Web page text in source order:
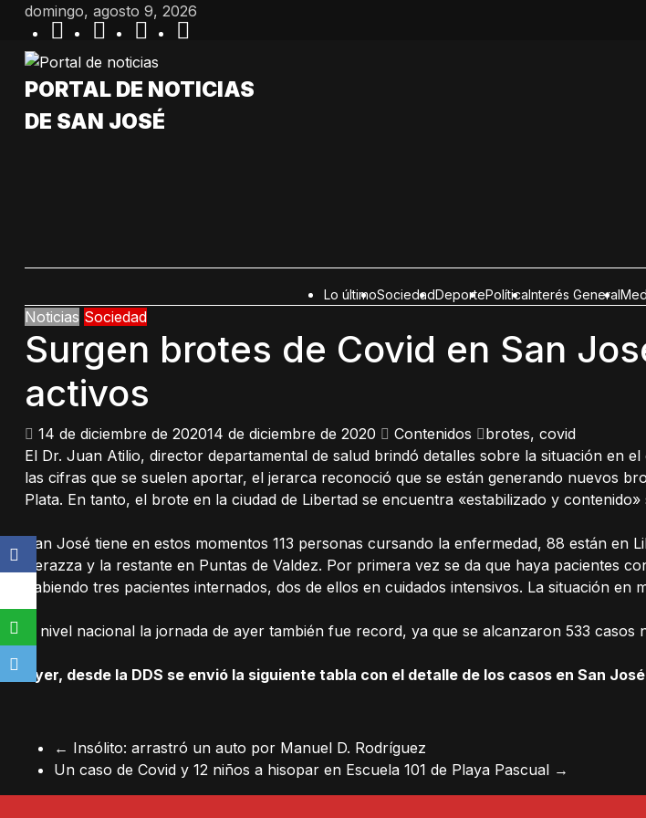
Saltar
contenido
domingo, agosto 9, 2026
PORTAL DE NOTICIAS
DE SAN JOSÉ
Lo últimoSociedadDeportePolíticaInterés General
Noticias Sociedad
Surgen brotes de Covid en San
activos
14 de diciembre de 202014 de diciembre de 2020 Contenidos brotes, covid
El Dr. Juan Atilio, director departamental de salud brindó detalles sobre la situación en
las cifras que se suelen aportar, el jerarca reconoció que se están generando nuevos
Plata. En tanto, el brote en la ciudad de Libertad se encuentra «estabilizado y
San José tiene en estos momentos 113 personas cursando la enfermedad, 88 están
Perazza y la restante en Puntas de Valdez. Por primera vez se da que haya pacientes
habiendo tres pacientes internados, dos de ellos en cuidados intensivos. La situación en
A nivel nacional la jornada de ayer también fue record, ya que se alcanzaron 533
Ayer, desde la DDS se envió la siguiente tabla con el detalle de los casos en San
← Insólito: arrastró un auto por Manuel D. Rodríguez
Un caso de Covid y 12 niños a hisopar en Escuela 101 de Playa Pascual →